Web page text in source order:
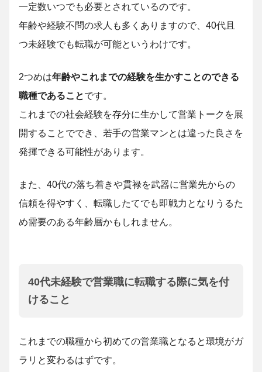
一定数いつでも必要とされているのです。
年齢や経験不問の求人も多くありますので、40代且
つ未経験でも転職が可能というわけです。
2つめは年齢やこれまでの経験を生かすことのできる
職種であることです。
これまでの社会経験を存分に生かして営業トークを展
開することででき、若手の営業マンとは違った良さを
発揮できる可能性があります。
また、40代の落ち着きや貫禄を武器に営業先からの
信頼を得やすく、転職したてでも即戦力となりうるた
め需要のある年齢層かもしれません。
40代未経験で営業職に転職する際に気を付
けること
これまでの職種から初めての営業職となると環境がガ
ラリと変わるはずです。